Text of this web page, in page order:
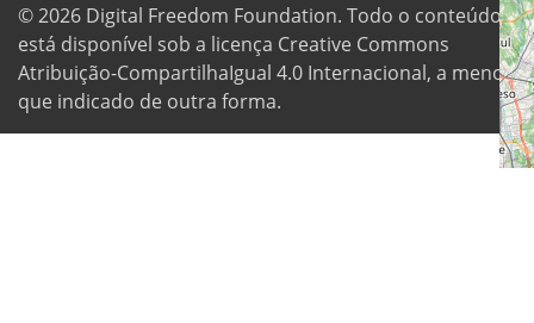
© 2026 Digital Freedom Foundation. Todo o conteúdo
está disponível sob a licença Creative Commons
Atribuição-CompartilhaIgual 4.0 Internacional, a menos
que indicado de outra forma.